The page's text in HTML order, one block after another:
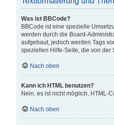
Was ist BBCode?
BBCode ist eine spezielle
werden durch die Board-
aufgebaut, jedoch werden Tags
speziellen Hilfe-Seite, die von der
Nach oben
Kann ich HTML benutzen?
Nein, es ist nicht möglich, HTML-
Nach oben